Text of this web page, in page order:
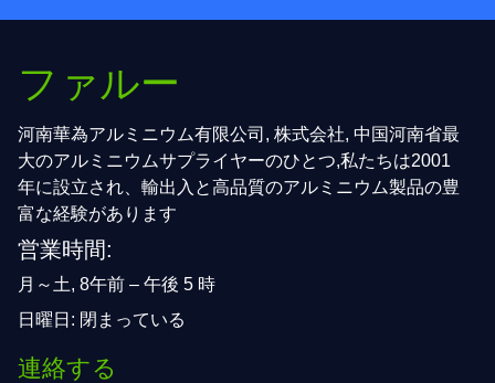
ファルー
河南華為アルミニウム有限公司, 株式会社, 中国河南省最
大のアルミニウムサプライヤーのひとつ,私たちは2001
年に設立され、輸出入と高品質のアルミニウム製品の豊
富な経験があります
営業時間:
月～土, 8午前 – 午後 5 時
日曜日: 閉まっている
連絡する